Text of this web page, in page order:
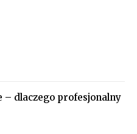
dlaczego profesjonalny